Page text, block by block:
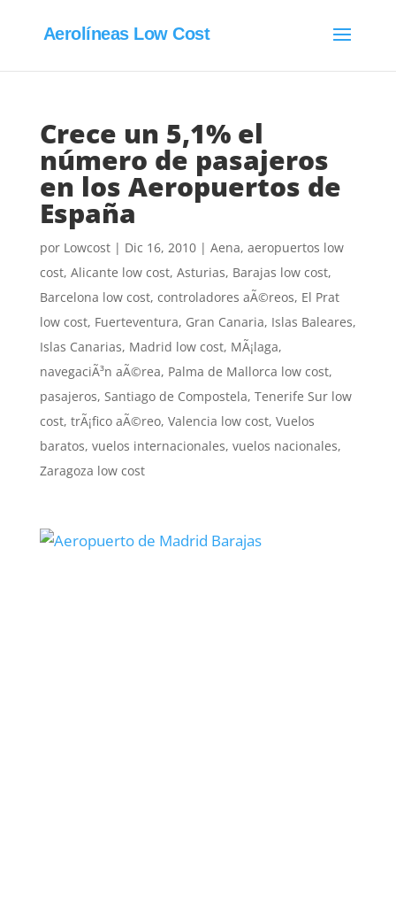
Aerolíneas Low Cost
Crece un 5,1% el
número de pasajeros
en los Aeropuertos de
España
por Lowcost| Dic 16, 2010| Aena, aeropuertos low
cost, Alicante low cost, Asturias, Barajas low cost,
Barcelona low cost, controladores aÃ©reos, El Prat
low cost, Fuerteventura, Gran Canaria, Islas Baleares,
Islas Canarias, Madrid low cost, MÃ¡laga,
navegaciÃ³n aÃ©rea, Palma de Mallorca low cost,
pasajeros, Santiago de Compostela, Tenerife Sur low
cost, trÃ¡fico aÃ©reo, Valencia low cost, Vuelos
baratos, vuelos internacionales, vuelos nacionales,
Zaragoza low cost